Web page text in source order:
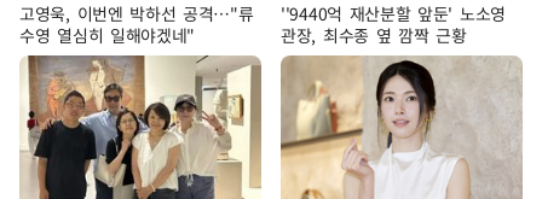
고영욱, 이번엔 박하선 공격…"류
수영 열심히 일해야겠네"
''9440억 재산분할 앞둔' 노소영
관장, 최수종 옆 깜짝 근황